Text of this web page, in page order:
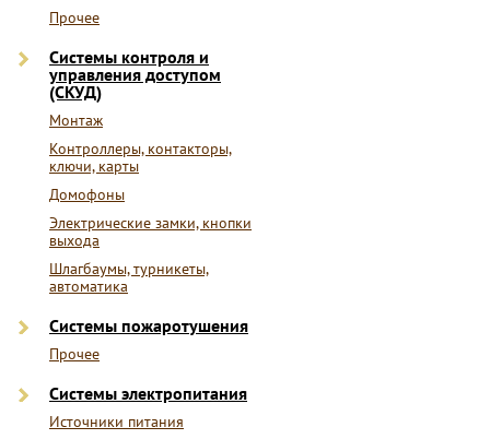
Прочее
Системы контроля и
управления доступом
(СКУД)
Монтаж
Контроллеры, контакторы,
ключи, карты
Домофоны
Электрические замки, кнопки
выхода
Шлагбаумы, турникеты,
автоматика
Системы пожаротушения
Прочее
Системы электропитания
Источники питания